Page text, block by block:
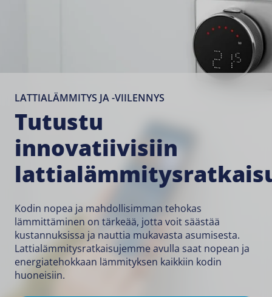
LATTIALÄMMITYS JA -VIILENNYS
Tutustu
innovatiivisiin
Kodin nopea ja mahdollisimman tehokas
lämmittäminen on tärkeää, jotta voit säästää
kustannuksissa ja nauttia mukavasta asumisesta.
Lattialämmitysratkaisujemme avulla saat nopean ja
energiatehokkaan lämmityksen kaikkiin kodin
huoneisiin.